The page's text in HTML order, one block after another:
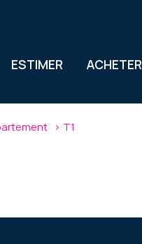
ESTIMER ACHETER
T1